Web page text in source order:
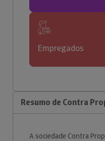
Empregados
Resumo de Contra
A sociedade Contra